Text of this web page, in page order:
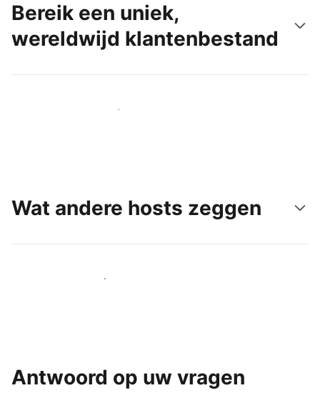
Bereik een uniek,
wereldwijd klantenbestand
Bereik vandaag nog nieuwe gasten
Wat andere hosts zeggen
Word een van onze vele hosts
Antwoord op uw vragen